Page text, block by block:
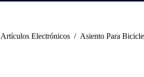
Artículos Electrónicos / Asiento Para